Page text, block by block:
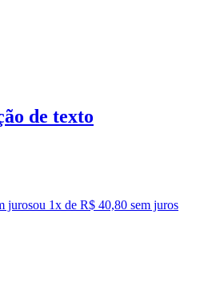
de texto
jurosou 1x de R$ 40,80 sem juros